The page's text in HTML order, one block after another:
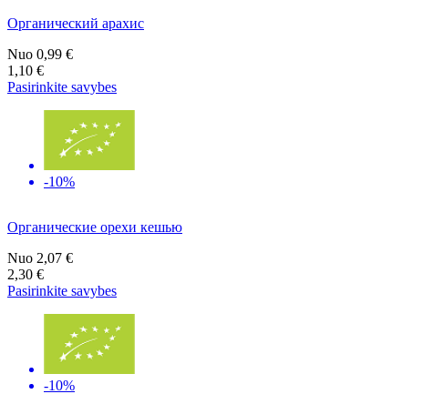
Органический арахис
Nuo 0,99 €
1,10 €
Pasirinkite savybes
-10%
Органические орехи кешью
Nuo 2,07 €
2,30 €
Pasirinkite savybes
-10%